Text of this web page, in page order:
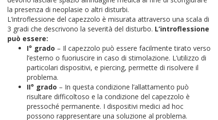
la presenza di neoplasie o altri disturbi.
L’introflessione del capezzolo è misurata attraverso una scala di
3 gradi che descrivono la severità del disturbo. L’introflessione
può essere:
I° grado – Il capezzolo può essere facilmente tirato verso
l’esterno o fuoriuscire in caso di stimolazione. L’utilizzo di
particolari dispositivi, e piercing, permette di risolvere il
problema.
II° grado – In questa condizione l’allattamento può
risultare difficoltoso e la condizione del capezzolo è
pressoché permanente. I dispositivi medici ad hoc
possono rappresentare una soluzione al problema.